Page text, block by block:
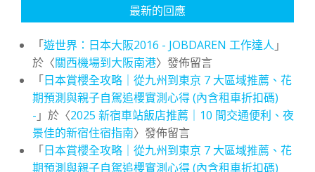
最新的回應
「遊世界：日本大阪2016 - JOBDAREN 工作達人 」
於〈關西機場到大阪南港〉發佈留言
「日本賞櫻全攻略｜從九州到東京 7 大區域推薦、花
期預測與親子自駕追櫻實測心得 (內含租車折扣碼)
- 」於〈2025 新宿車站飯店推薦｜10 間交通便利、夜
景佳的新宿住宿指南〉發佈留言
「日本賞櫻全攻略｜從九州到東京 7 大區域推薦、花
期預測與親子自駕追櫻實測心得 (內含租車折扣碼)